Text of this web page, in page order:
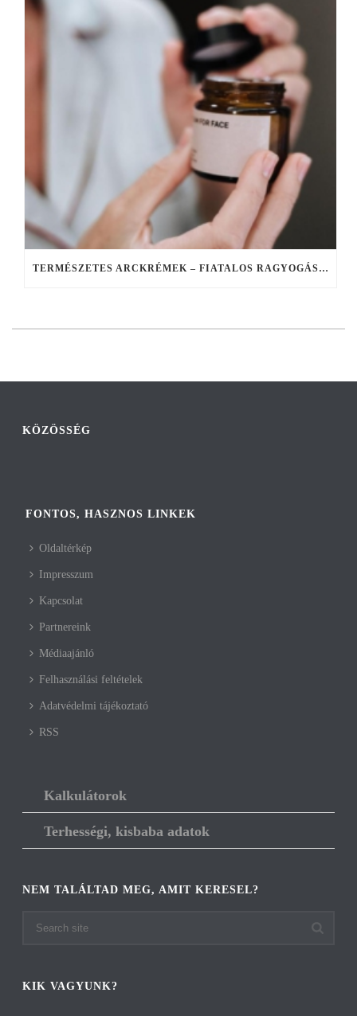
TERMÉSZETES ARCKRÉMEK – FIATALOS RAGYOGÁS A TERMÉSZET EREJÉVEL
KÖZÖSSÉG
FONTOS, HASZNOS LINKEK
Oldaltérkép
Impresszum
Kapcsolat
Partnereink
Médiaajánló
Felhasználási feltételek
Adatvédelmi tájékoztató
RSS
Kalkulátorok
Terhességi, kisbaba adatok
NEM TALÁLTAD MEG, AMIT KERESEL?
KIK VAGYUNK?